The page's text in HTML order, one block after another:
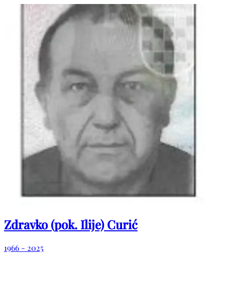
Zdravko (pok. Ilije) Curić
1966 - 2025